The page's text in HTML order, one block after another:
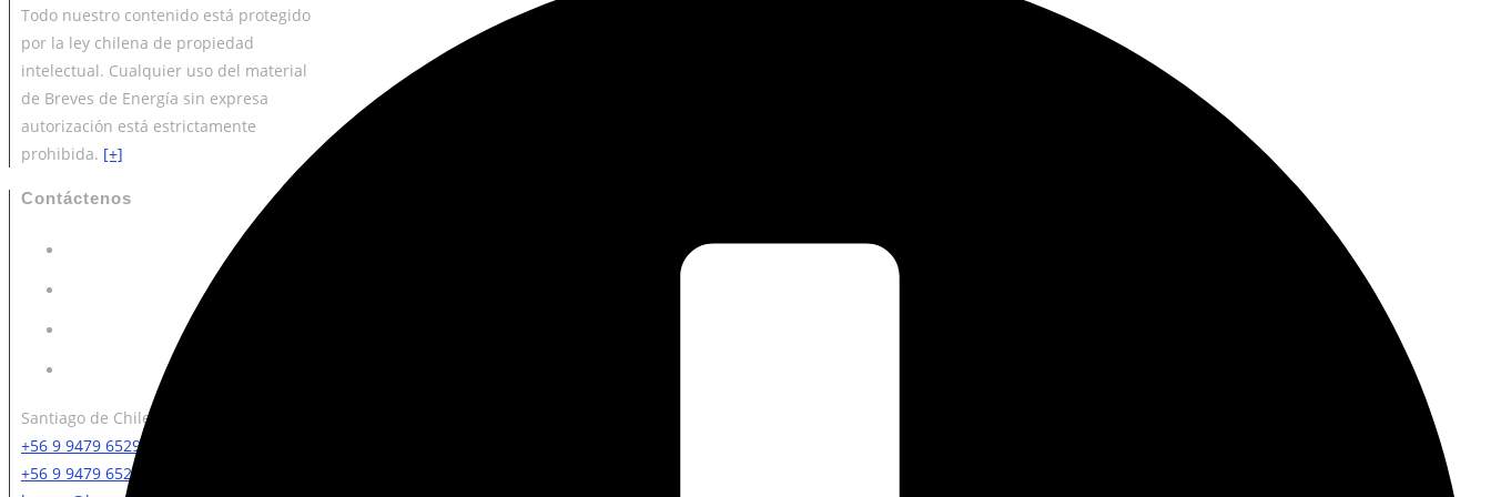
Todo nuestro contenido está protegido
por la ley chilena de propiedad
intelectual. Cualquier uso del material
de Breves de Energía sin expresa
autorización está estrictamente
prohibida. [+]
Contáctenos
Santiago de Chile (RM).
+56 9 9479 6529
+56 9 9479 6529